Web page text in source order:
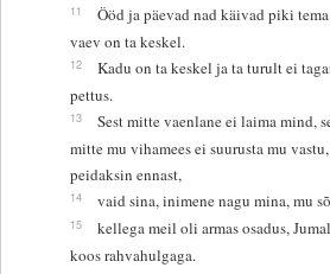
11
Ööd ja päevad nad käivad piki
vaev on ta keskel.
12
Kadu on ta keskel ja ta turult ei
pettus.
13
Sest mitte vaenlane ei laima mind,
mitte mu vihamees ei suurusta mu vastu,
peidaksin ennast,
14 vaid sina, inimene nagu mina, mu
15
kellega meil oli armas osadus,
koos rahvahulgaga.